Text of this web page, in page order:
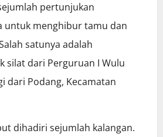
pertunjukan
untuk menghibur tamu dan
satunya adalah
silat dari Perguruan I Wulu
dari Podang, Kecamatan
dihadiri sejumlah kalangan.